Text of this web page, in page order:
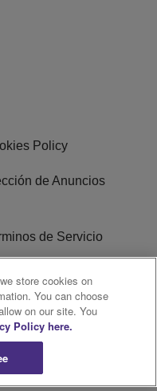
Policy
de Anuncios
de Servicio
store cookies on
You can choose
on our site. You
Policy here.